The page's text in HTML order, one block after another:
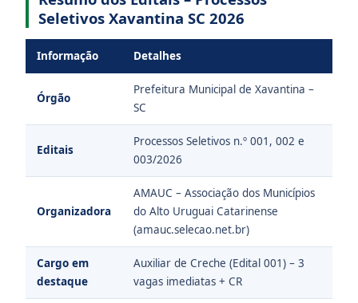
Seletivos Xavantina SC 2026
Informação Detalhes
Órgão
Prefeitura Municipal de Xavantina –
SC
Editais
Processos Seletivos n.º 001, 002 e
003/2026
Organizadora
AMAUC – Associação dos Municípios
do Alto Uruguai Catarinense
(amauc.selecao.net.br)
Cargo em
destaque
Auxiliar de Creche (Edital 001) – 3
vagas imediatas + CR